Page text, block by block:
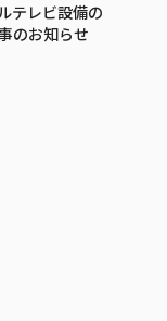
テレビ設備の
のお知らせ